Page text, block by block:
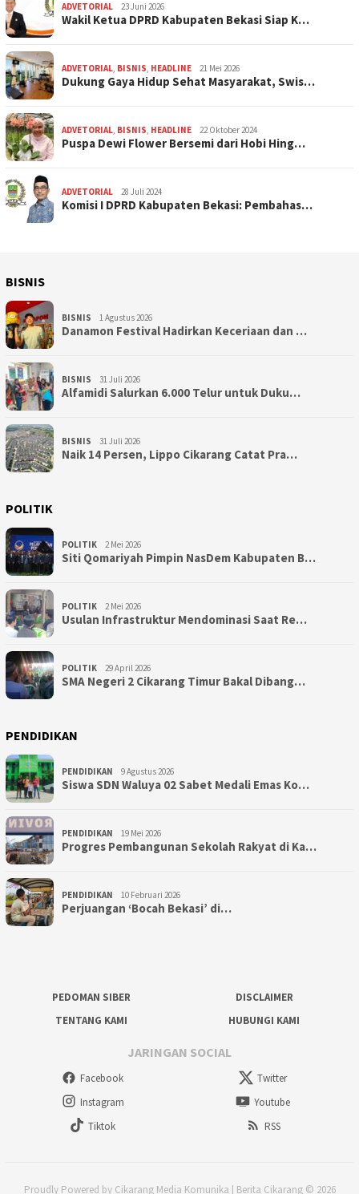
ADVETORIAL 23 Juni 2026
Wakil Ketua DPRD Kabupaten Bekasi Siap K…
ADVETORIAL, BISNIS, HEADLINE 21 Mei 2026
Dukung Gaya Hidup Sehat Masyarakat, Swis…
ADVETORIAL, BISNIS, HEADLINE 22 Oktober 2024
Puspa Dewi Flower Bersemi dari Hobi Hing…
ADVETORIAL 28 Juli 2024
Komisi I DPRD Kabupaten Bekasi: Pembahas…
BISNIS
BISNIS 1 Agustus 2026
Danamon Festival Hadirkan Keceriaan dan …
BISNIS 31 Juli 2026
Alfamidi Salurkan 6.000 Telur untuk Duku…
BISNIS 31 Juli 2026
Naik 14 Persen, Lippo Cikarang Catat Pra…
POLITIK
POLITIK 2 Mei 2026
Siti Qomariyah Pimpin NasDem Kabupaten B…
POLITIK 2 Mei 2026
Usulan Infrastruktur Mendominasi Saat Re…
POLITIK 29 April 2026
SMA Negeri 2 Cikarang Timur Bakal Dibang…
PENDIDIKAN
PENDIDIKAN 9 Agustus 2026
Siswa SDN Waluya 02 Sabet Medali Emas Ko…
PENDIDIKAN 19 Mei 2026
Progres Pembangunan Sekolah Rakyat di Ka…
PENDIDIKAN 10 Februari 2026
Perjuangan ‘Bocah Bekasi’ di…
PEDOMAN SIBER
DISCLAIMER
TENTANG KAMI
HUBUNGI KAMI
JARINGAN SOCIAL
Facebook
Twitter
Instagram
Youtube
Tiktok
RSS
Proudly Powered by Cikarang Media Komunika | Berita Cikarang © 2026